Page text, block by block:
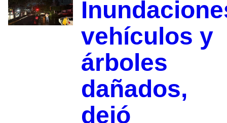
vehículos y
árboles
dañados,
dejó